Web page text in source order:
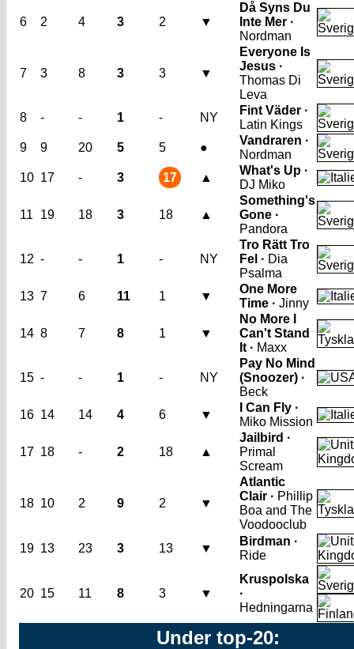
6 2 4 3 2 ▼
Då Syns Du
Inte Mer ·
Nordman
7 3 8 3 3 ▼
Everyone Is
Jesus ·
Thomas Di
Leva
8
- - 1 - NY
Fint Väder ·
Latin Kings
9
9 20 5 5 ●
Vandraren ·
Nordman
10 17 - 3 17 ▲
What's Up ·
DJ Miko
11 19 18 3 18 ▲
Something's
Gone ·
Pandora
12 - - 1 - NY
Tro Rätt Tro
Fel · Dia
Psalma
13 7 6 11 1 ▼
One More
Time · Jinny
14 8 7 8 1 ▼
No More I
Can't Stand
It · Maxx
15 - - 1 - NY
Pay No Mind
(Snoozer) ·
Beck
16 14 14 4 6 ▼
I Can Fly ·
Miko Mission
17 18 - 2 18 ▲
Jailbird ·
Primal
Scream
18 10 2 9 2 ▼
Atlantic
Clair · Phillip
Boa and The
Voodooclub
19 13 23 3 13 ▼
Birdman ·
Ride
20 15 11 8 3 ▼
Kruspolska
·
Hedningarna
Under top-20: